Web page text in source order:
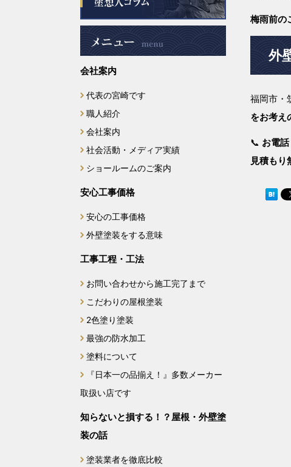
梅雨前の
外
福岡市・
をお考え
📞 お電
見積もり
2025年5月
2025年4月
2025年3月
2025年2月
2025年1月
2024年11月
2024年10月
2024年8月
2024年7月
2024年6月
2024年4月
2024年2月
会社案内
代表の宮崎です
職人紹介
会社案内
社会活動・メディア実績
ショールームのご案内
安心工事価格
安心の工事価格
外壁塗装をする意味
工事工程・工法
お問い合わせから施工完了まで
こだわりの屋根塗装
2色塗り塗装
最強の防水加工
塗料について
『日本一の品揃え！』多数メーカー
取扱い店です
知らないと損する！？屋根・外壁塗
装の話
塗装業者を徹底比較